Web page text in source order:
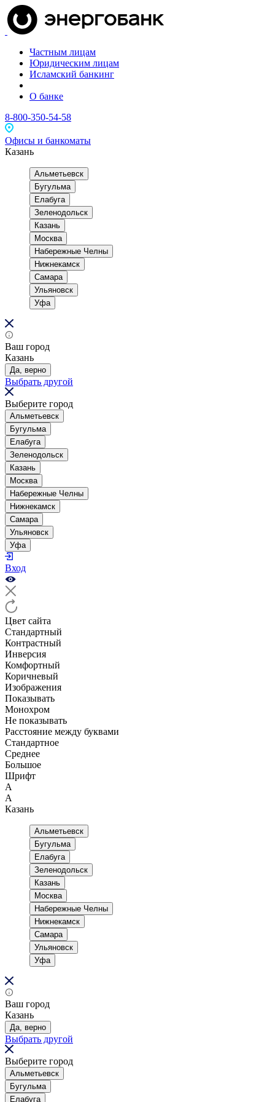
Частным лицам
Юридическим лицам
Исламский банкинг
О банке
8-800-350-54-58
Офисы и банкоматы
Казань
Альметьевск
Бугульма
Елабуга
Зеленодольск
Казань
Москва
Набережные Челны
Нижнекамск
Самара
Ульяновск
Уфа
Ваш город
Казань
Да, верно
Выбрать другой
Выберите город
Альметьевск
Бугульма
Елабуга
Зеленодольск
Казань
Москва
Набережные Челны
Нижнекамск
Самара
Ульяновск
Уфа
Вход
Цвет сайта
Стандартный
Контрастный
Инверсия
Комфортный
Коричневый
Изображения
Показывать
Монохром
Не показывать
Расстояние между буквами
Стандартное
Среднее
Большое
Шрифт
А
А
Казань
Альметьевск
Бугульма
Елабуга
Зеленодольск
Казань
Москва
Набережные Челны
Нижнекамск
Самара
Ульяновск
Уфа
Ваш город
Казань
Да, верно
Выбрать другой
Выберите город
Альметьевск
Бугульма
Елабуга